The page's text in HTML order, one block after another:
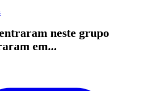
neste grupo
em...